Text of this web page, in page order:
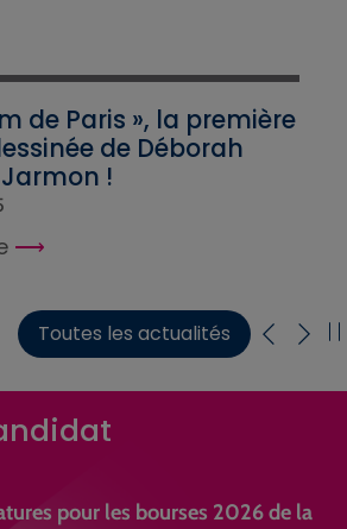
de Paris », la première
de Déborah
!
Toutes les actualités
pour les bourses 2026 de la